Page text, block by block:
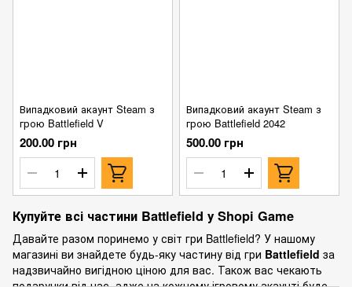
Випадковий акаунт Steam з
грою Battlefield V
200.00 грн
Випадковий акаунт Steam з
грою Battlefield 2042
500.00 грн
Купуйте всі частини Battlefield у Shopi Game
Давайте разом поринемо у світ гри Battlefield? У нашому
магазині ви знайдете будь-яку частину від гри Battlefield за
надзвичайно вигідною ціною для вас. Також вас чекають